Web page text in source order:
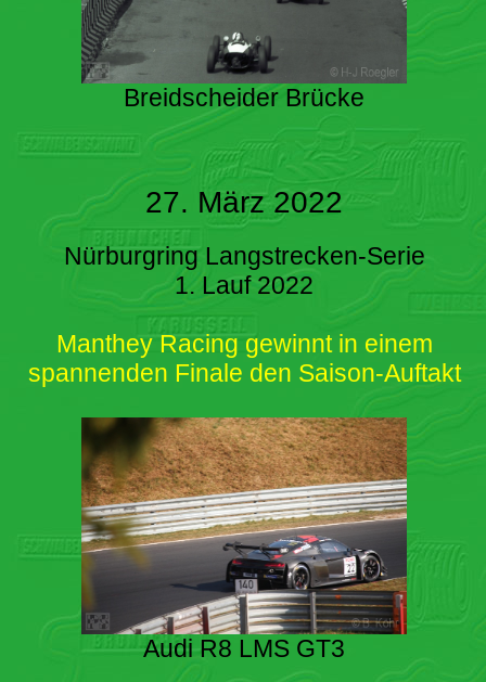
Breidscheider Brücke
27. März 2022
Nürburgring Langstrecken-Serie
1. Lauf 2022
Manthey Racing gewinnt in einem
spannenden Finale den Saison-Auftakt
Audi R8 LMS GT3